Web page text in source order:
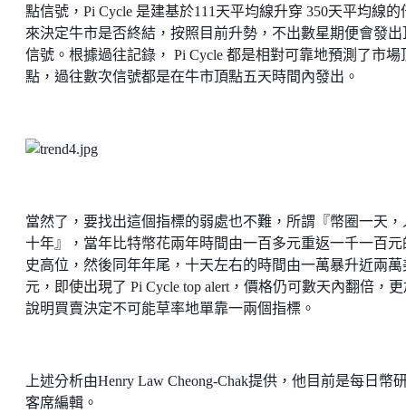
點信號，Pi Cycle 是建基於111天平均線升穿 350天平均線的
來決定牛市是否終結，按照目前升勢，不出數星期便會發出
信號。根據過往記錄， Pi Cycle 都是相對可靠地預測了市場
點，過往數次信號都是在牛市頂點五天時間內發出。
當然了，要找出這個指標的弱處也不難，所謂『幣圈一天，
十年』，當年比特幣花兩年時間由一百多元重返一千一百元
史高位，然後同年年尾，十天左右的時間由一萬暴升近兩萬
元，即使出現了 Pi Cycle top alert，價格仍可數天內翻倍，
說明買賣決定不可能草率地單靠一兩個指標。
上述分析由Henry Law Cheong-Chak提供，他目前是每日幣
客席編輯。